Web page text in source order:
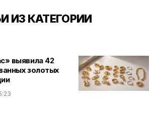
ИЗ КАТЕГОРИИ
выявила 42
золотых